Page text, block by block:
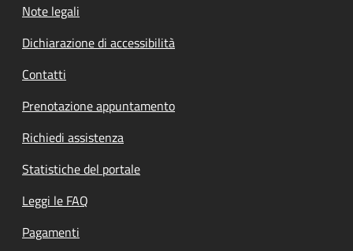
Note legali
Dichiarazione di accessibilità
Contatti
Prenotazione appuntamento
Richiedi assistenza
Statistiche del portale
Leggi le FAQ
Pagamenti